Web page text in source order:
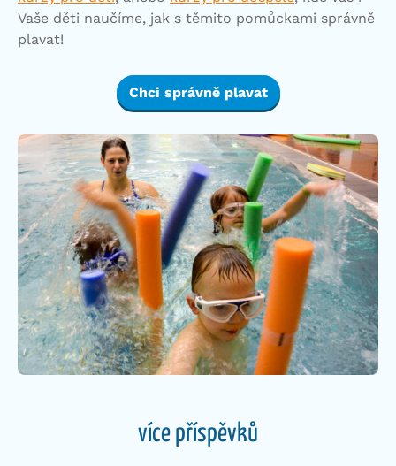
Vaše děti naučíme, jak s těmito pomůckami správně
plavat!
Chci správně plavat
více příspěvků